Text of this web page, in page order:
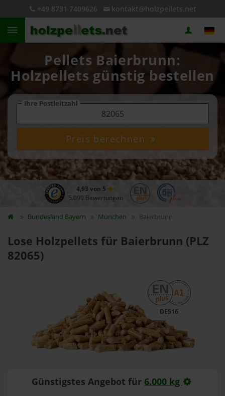
+49 8731 7409626 kontakt@holzpellets.net
Pellets Baierbrunn:
Holzpellets günstig bestellen
Ihre Postleitzahl
Preis berechnen
4,93 von 5
5.090 Bewertungen
Bundesland Bayern München Baierbrunn
Lose Holzpellets für Baierbrunn (PLZ
82065)
DE516
Günstigstes Angebot für 6.000 kg